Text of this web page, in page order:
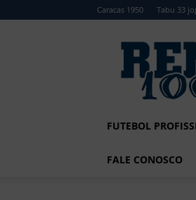
Caracas 1950 Tabu 33
FUTEBOL
FALE CONOSCO